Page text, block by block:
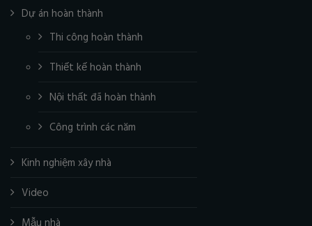
Dự án hoàn thành
Thi công hoàn thành
Thiết kế hoàn thành
Nội thất đã hoàn thành
Công trình các năm
Kinh nghiệm xây nhà
Video